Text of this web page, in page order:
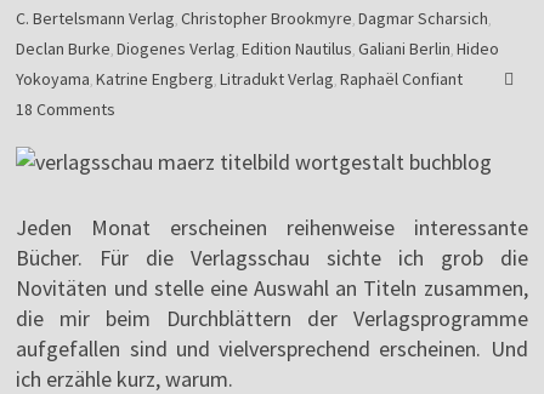
C. Bertelsmann Verlag ,Christopher Brookmyre ,Dagmar Scharsich
Declan Burke ,Diogenes Verlag ,Edition Nautilus ,Galiani Berlin ,Hideo
Yokoyama ,Katrine Engberg ,Litradukt Verlag ,Raphaël Confiant
18 Comments
Jeden Monat erscheinen reihenweise interessante
Bücher. Für die Verlagsschau sichte ich grob die
Novitäten und stelle eine Auswahl an Titeln zusammen,
die mir beim Durchblättern der Verlagsprogramme
aufgefallen sind und vielversprechend erscheinen. Und
ich erzähle kurz, warum.